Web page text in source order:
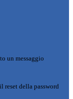
un messaggio
reset della password